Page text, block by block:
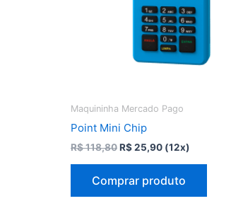
Maquininha Mercado Pago
Point Mini Chip
R$118,80O
era:
R$ 118,80.
R$25,90O
é:
R$ 25,90.
(12x)
Comprar produto